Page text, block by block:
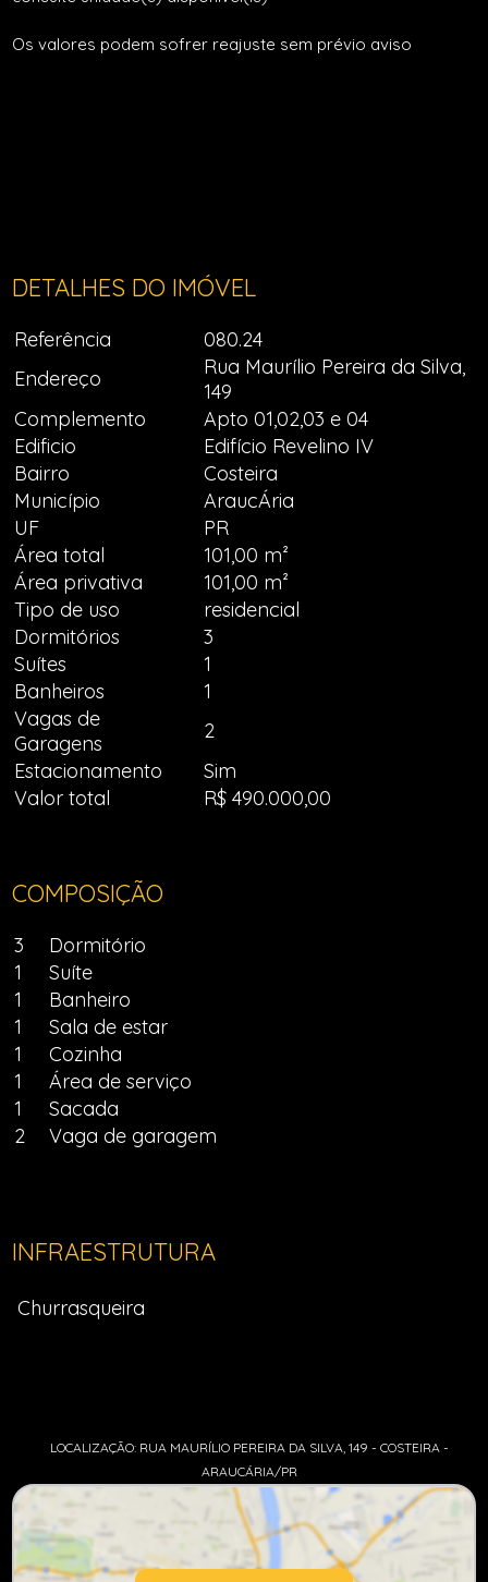
Os valores podem sofrer reajuste sem prévio aviso
DETALHES DO IMÓVEL
Referência
080.24
Endereço
Rua Maurílio Pereira da Silva,
149
Complemento
Apto 01,02,03 e 04
Edificio
Edifício Revelino IV
Bairro
Costeira
Município
AraucÁria
UF
PR
Área total
101,00 m²
Área privativa
101,00 m²
Tipo de uso
residencial
Dormitórios
3
Suítes
1
Banheiros
1
Vagas de
Garagens
2
Estacionamento
Sim
Valor total
R$ 490.000,00
COMPOSIÇÃO
3
Dormitório
1
Suíte
1
Banheiro
1
Sala de estar
1
Cozinha
1
Área de serviço
1
Sacada
2
Vaga de garagem
INFRAESTRUTURA
Churrasqueira
LOCALIZAÇÃO: RUA MAURÍLIO PEREIRA DA SILVA, 149 - COSTEIRA -
ARAUCÁRIA/PR